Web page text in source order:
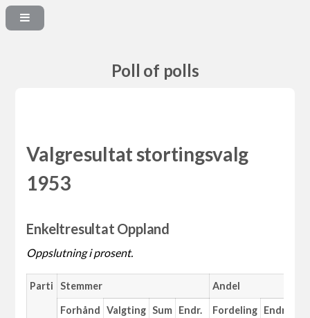
Poll of polls
Valgresultat stortingsvalg
1953
Enkeltresultat Oppland
Oppslutning i prosent.
Parti Stemmer Andel
Forhånd Valgting Sum Endr.
Fordeling Endr.